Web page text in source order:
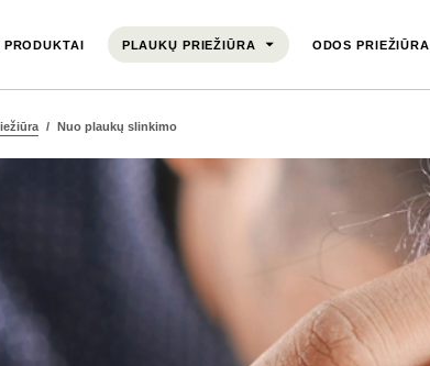
PRODUKTAI PLAUKŲ PRIEŽIŪRA ODOS PRIEŽIŪRA
Nuo plaukų slinkimo